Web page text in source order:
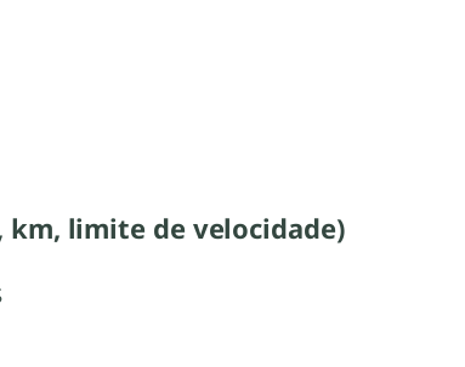
km, limite de velocidade)